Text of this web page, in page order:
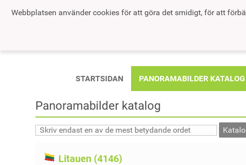
Webbplatsen använder cookies för att göra det smidigt, för att
STARTSIDAN PANORAMABILDER KATALOG
Panoramabilder katalog
Litauen (4146)